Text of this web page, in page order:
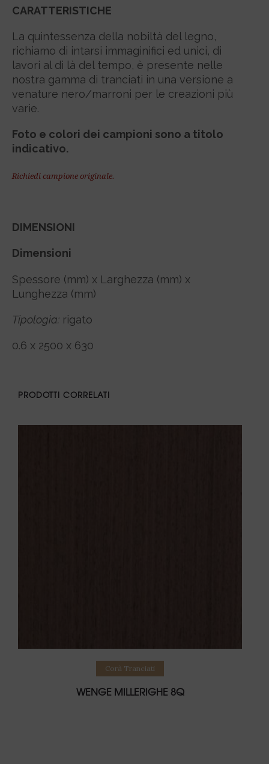
CARATTERISTICHE
La quintessenza della nobiltà del legno,
richiamo di intarsi immaginifici ed unici, di
lavori al di là del tempo, è presente nelle
nostra gamma di tranciati in una versione a
venature nero/marroni per le creazioni più
varie.
Foto e colori dei campioni sono a titolo
indicativo.
Richiedi campione originale.
DIMENSIONI
Dimensioni
Spessore (mm) x Larghezza (mm) x
Lunghezza (mm)
Tipologia: rigato
0.6 x 2500 x 630
PRODOTTI CORRELATI
Leggi tutto
Corà Tranciati
WENGE MILLERIGHE 8Q